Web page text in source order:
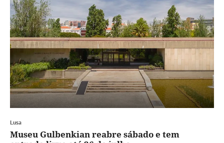
Lusa
Museu Gulbenkian reabre sábado e tem